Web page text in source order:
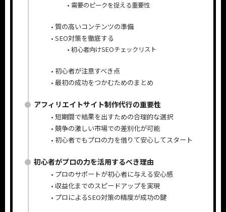
需要のピークを捉える重要性
質の高いコンテンツの準備
SEO対策を徹底する
初心者向けSEOチェックリスト
初心者が注意すべき点
最初の成功をつかむためのまとめ
アフィリエイトサイト制作代行の重要性
短期間で結果を出すための合理的な選択
競争の激しい市場での差別化が可能
初心者でもプロの力を借りて安心してスタート
初心者がプロの力を活用するべき理由
プロのサポートが初心者に与える安心感
収益化までのスピードアップを実現
プロによるSEO対策の精度が成功の鍵